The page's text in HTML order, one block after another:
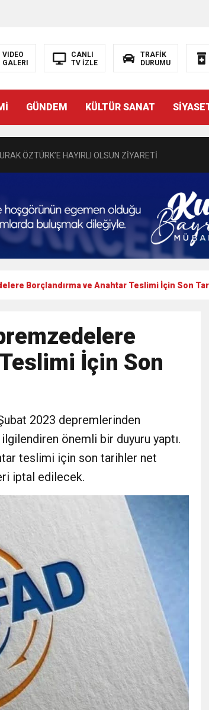
VIDEO
GALERI
CANLI
TV İZLE
TRAFİK
DURUMU
GÜNDEM KÜLTÜR SANAT
ÖZTÜRK’E HAYIRLI OLSUN ZİYARETİ
GÖRÜNENDEN DAHA FAZLASI MI VAR?
Açıldı
MESAJI
SEVGİ SELİ
DOKUNAN ZİYARET
Borçlandırma ve Anahtar Teslimi İçin Son
İçin Son
2023 depremlerinden
önemli bir duyuru yaptı.
teslimi için son tarihler net
iptal edilecek.